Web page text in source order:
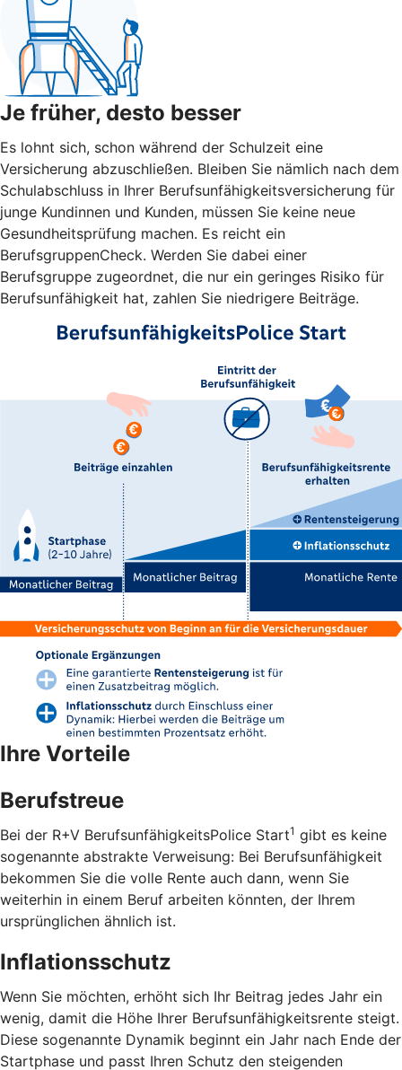
Je früher, desto besser
Es lohnt sich, schon während der Schulzeit eine
Versicherung abzuschließen. Bleiben Sie nämlich nach dem
Schulabschluss in Ihrer Berufsunfähigkeitsversicherung für
junge Kundinnen und Kunden, müssen Sie keine neue
Gesundheitsprüfung machen. Es reicht ein
BerufsgruppenCheck. Werden Sie dabei einer
Berufsgruppe zugeordnet, die nur ein geringes Risiko für
Berufsunfähigkeit hat, zahlen Sie niedrigere Beiträge.
Ihre Vorteile
Berufstreue
Bei der R+V BerufsunfähigkeitsPolice Start1 gibt es keine
sogenannte abstrakte Verweisung: Bei Berufsunfähigkeit
bekommen Sie die volle Rente auch dann, wenn Sie
weiterhin in einem Beruf arbeiten könnten, der Ihrem
ursprünglichen ähnlich ist.
Inflationsschutz
Wenn Sie möchten, erhöht sich Ihr Beitrag jedes Jahr ein
wenig, damit die Höhe Ihrer Berufsunfähigkeitsrente steigt.
Diese sogenannte Dynamik beginnt ein Jahr nach Ende der
Startphase und passt Ihren Schutz den steigenden